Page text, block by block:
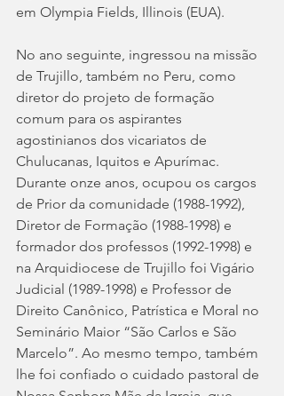
em Olympia Fields, Illinois (EUA).
No ano seguinte, ingressou na missão
de Trujillo, também no Peru, como
diretor do projeto de formação
comum para os aspirantes
agostinianos dos vicariatos de
Chulucanas, Iquitos e Apurímac.
Durante onze anos, ocupou os cargos
de Prior da comunidade (1988-1992),
Diretor de Formação (1988-1998) e
formador dos professos (1992-1998) e
na Arquidiocese de Trujillo foi Vigário
Judicial (1989-1998) e Professor de
Direito Canônico, Patrística e Moral no
Seminário Maior “São Carlos e São
Marcelo”. Ao mesmo tempo, também
lhe foi confiado o cuidado pastoral de